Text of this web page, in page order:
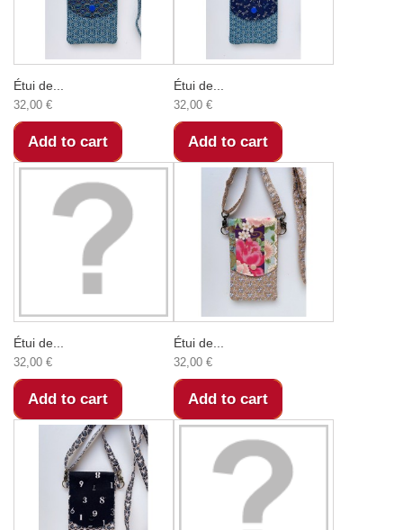
Étui de...
32,00 €
Add to cart
Étui de...
32,00 €
Add to cart
Étui de...
32,00 €
Add to cart
Étui de...
32,00 €
Add to cart